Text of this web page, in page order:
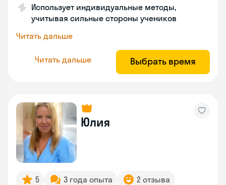
Использует индивидуальные методы,
учитывая сильные стороны учеников
Читать дальше
Читать дальше Выбрать время
Юлия
5 3 года опыта 2 отзыва